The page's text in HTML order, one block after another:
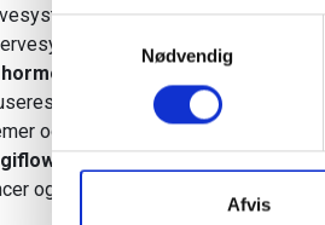
Nødvendig
Afvis
der er ansvarligt for
kan zoneterapi bidrage
Stress kan
der på områder relateret til
og hormonel ubalance, der ofte er
og blokeringer. Dette kan